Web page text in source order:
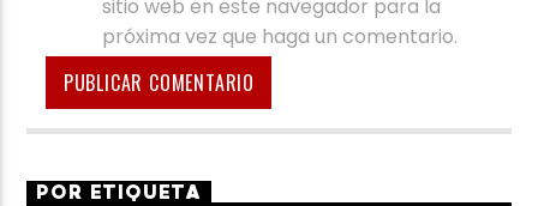
sitio web en este navegador para la
próxima vez que haga un comentario.
POR ETIQUETA